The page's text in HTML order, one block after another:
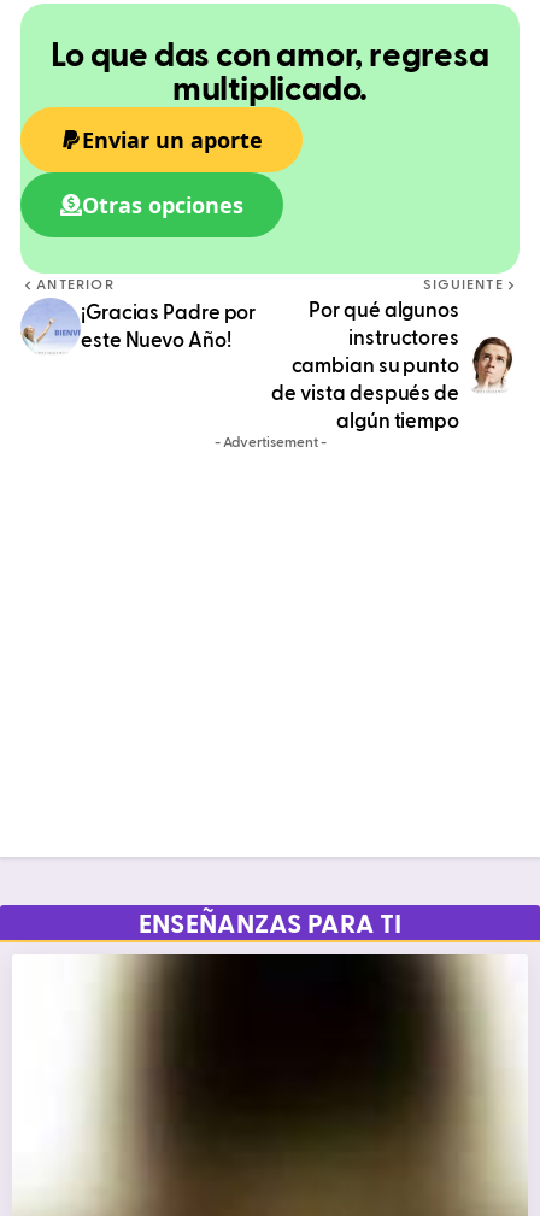
Lo que das con amor, regresa
multiplicado.
Enviar un aporte
Otras opciones
ANTERIOR
¡Gracias Padre por
este Nuevo Año!
SIGUIENTE
Por qué algunos
instructores
cambian su punto
de vista después de
algún tiempo
- Advertisement -
ENSEÑANZAS PARA TI